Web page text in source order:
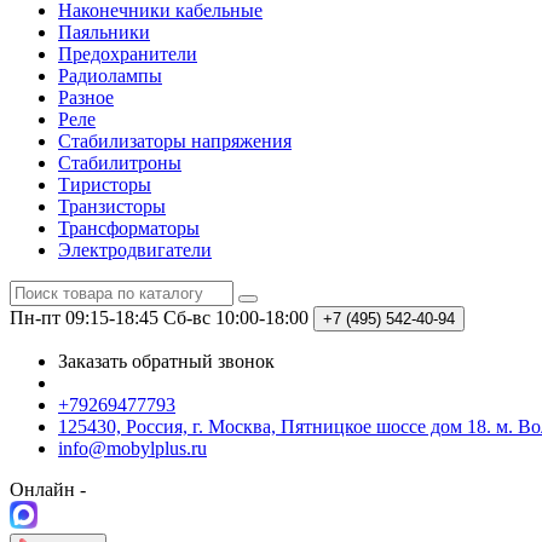
Наконечники кабельные
Паяльники
Предохранители
Радиолампы
Разное
Реле
Стабилизаторы напряжения
Стабилитроны
Тиристоры
Транзисторы
Трансформаторы
Электродвигатели
Пн-пт 09:15-18:45 Сб-вс 10:00-18:00 +7 (495) 542-40-94
Заказать обратный звонок
+79269477793
125430, Россия, г. Москва, Пятницкое шоссе дом 18. м.
info@mobylplus.ru
Онлайн -